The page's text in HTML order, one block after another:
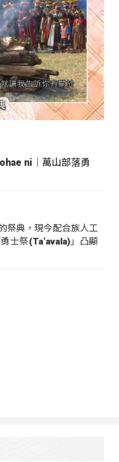
ni｜萬山部落勇
祭典，現今配合族人工
士祭(Ta‘avala)」凸顯